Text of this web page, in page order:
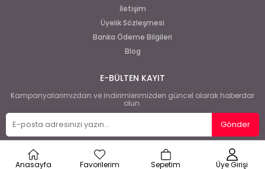
İletişim
Üyelik Sözleşmesi
Banka Ödeme Bilgileri
Blog
E-BÜLTEN KAYIT
Kampanyalarımızdan ve indirimlerimizden güncel olarak haberdar
olun.
Gönder
Anasayfa Favorilerim Sepetim Üye Girişi